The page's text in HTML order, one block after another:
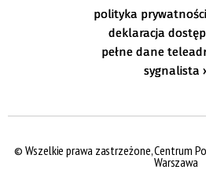
polityka
deklaracja
pełne dane
sygnalista
© Wszelkie prawa zastrzeżone, Centrum
Warszawa